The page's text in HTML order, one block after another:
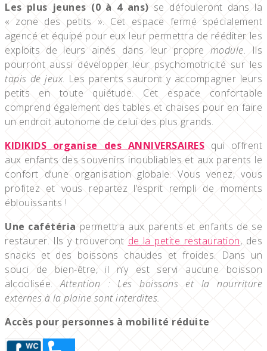
Les plus jeunes (0 à 4 ans) se défouleront dans la
« zone des petits ». Cet espace fermé spécialement
agencé et équipé pour eux leur permettra de rééditer les
exploits de leurs ainés dans leur propre module. Ils
pourront aussi développer leur psychomotricité sur les
tapis de jeux. Les parents sauront y accompagner leurs
petits en toute quiétude. Cet espace confortable
comprend également des tables et chaises pour en faire
un endroit autonome de celui des plus grands.
KIDIKIDS organise des ANNIVERSAIRES qui offrent
aux enfants des souvenirs inoubliables et aux parents le
confort d’une organisation globale. Vous venez, vous
profitez et vous repartez l’esprit rempli de moments
éblouissants !
Une cafétéria permettra aux parents et enfants de se
restaurer. Ils y trouveront de la petite restauration, des
snacks et des boissons chaudes et froides. Dans un
souci de bien-être, il n’y est servi aucune boisson
alcoolisée.Attention : Les boissons et la nourriture
externes à la plaine sont interdites.
Accès pour personnes à mobilité réduite